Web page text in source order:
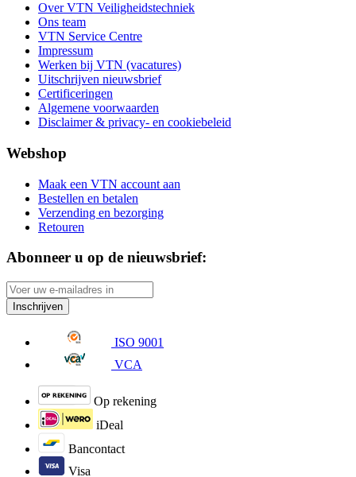
Over VTN Veiligheidstechniek
Ons team
VTN Service Centre
Impressum
Werken bij VTN (vacatures)
Uitschrijven nieuwsbrief
Certificeringen
Algemene voorwaarden
Disclaimer & privacy- en cookiebeleid
Webshop
Maak een VTN account aan
Bestellen en betalen
Verzending en bezorging
Retouren
Abonneer u op de nieuwsbrief:
Inschrijven
ISO 9001
VCA
Op rekening
iDeal
Bancontact
Visa